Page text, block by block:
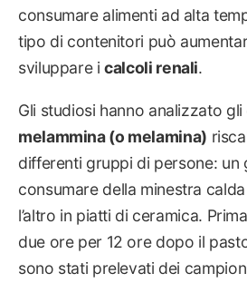
consumare alimenti ad alta
tipo di contenitori può
sviluppare icalcoli renali.
Gli studiosi hanno analizzato
melammina (o melamina)
differenti gruppi di persone: un
consumare della minestra
l’altro in piatti di ceramica.
due ore per 12 ore dopo il
sono stati prelevati dei